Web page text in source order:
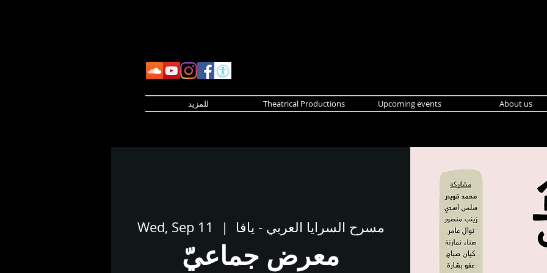
About us
Upcoming events
Theatrical Productions للمزيد
Wed, Sep 11
  |
مسرح السرايا العربي - يافا
معرض جماعيّ